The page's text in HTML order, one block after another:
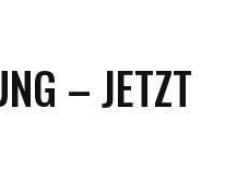
– JETZT